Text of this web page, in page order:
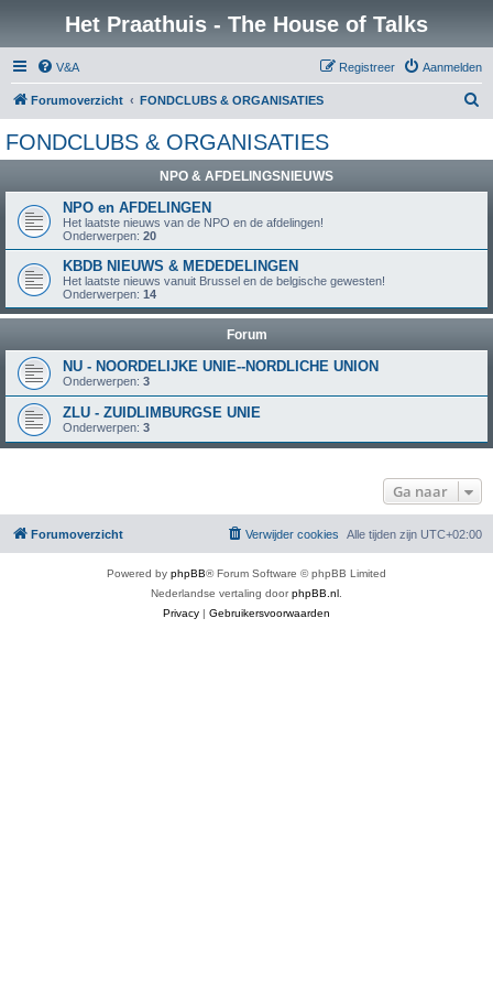
Het Praathuis - The House of Talks
V&A Aanmelden
Registreer
Forumoverzicht FONDCLUBS & ORGANISATIES
FONDCLUBS & ORGANISATIES
NPO & AFDELINGSNIEUWS
NPO en AFDELINGEN
Het laatste nieuws van de NPO en de afdelingen!
Onderwerpen: 20
KBDB NIEUWS & MEDEDELINGEN
Het laatste nieuws vanuit Brussel en de belgische gewesten!
Onderwerpen: 14
Forum
NU - NOORDELIJKE UNIE--NORDLICHE UNION
Onderwerpen: 3
ZLU - ZUIDLIMBURGSE UNIE
Onderwerpen: 3
Ga naar
Forumoverzicht Alle tijden zijn UTC+02:00
Verwijder cookies
Powered by phpBB® Forum Software © phpBB Limited
Nederlandse vertaling doorphpBB.nl
Privacy | Gebruikersvoorwaarden